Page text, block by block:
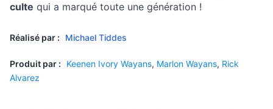
culte qui a marqué toute une génération !
Réalisé par : Michael Tiddes
Produit par : Keenen Ivory Wayans, Marlon Wayans, Rick
Alvarez